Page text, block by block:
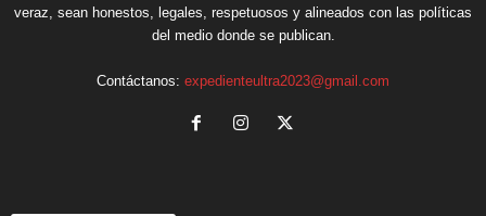
veraz, sean honestos, legales, respetuosos y alineados con las políticas
del medio donde se publican.
Contáctanos: expedienteultra2023@gmail.com